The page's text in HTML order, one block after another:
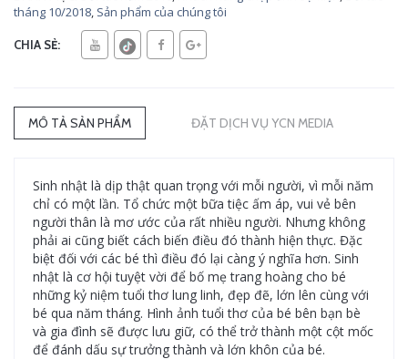
tháng 10/2018, Sản phẩm của chúng tôi
CHIA SẺ:
MÔ TẢ SẢN PHẨM ĐẶT DỊCH VỤ YCN MEDIA
Sinh nhật là dịp thật quan trọng với mỗi người, vì mỗi năm
chỉ có một lần. Tổ chức một bữa tiệc ấm áp, vui vẻ bên
người thân là mơ ước của rất nhiều người. Nhưng không
phải ai cũng biết cách biến điều đó thành hiện thực. Đặc
biệt đối với các bé thì điều đó lại càng ý nghĩa hơn. Sinh
nhật là cơ hội tuyệt vời để bố mẹ trang hoàng cho bé
những kỷ niệm tuổi thơ lung linh, đẹp đẽ, lớn lên cùng với
bé qua năm tháng. Hình ảnh tuổi thơ của bé bên bạn bè
và gia đình sẽ được lưu giữ, có thể trở thành một cột mốc
để đánh dấu sự trưởng thành và lớn khôn của bé.